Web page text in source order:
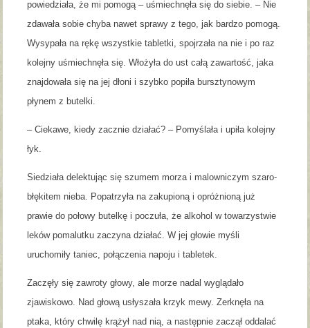
powiedziała, że mi pomogą – uśmiechnęła się do siebie. – Nie
zdawała sobie chyba nawet sprawy z tego, jak bardzo pomogą.
Wysypała na rękę wszystkie tabletki, spojrzała na nie i po raz
kolejny uśmiechnęła się. Włożyła do ust całą zawartość, jaka
znajdowała się na jej dłoni i szybko popiła bursztynowym
płynem z butelki.
– Ciekawe, kiedy zacznie działać? – Pomyślała i upiła kolejny
łyk.
Siedziała delektując się szumem morza i malowniczym szaro-
błękitem nieba. Popatrzyła na zakupioną i opróżnioną już
prawie do połowy butelkę i poczuła, że alkohol w towarzystwie
leków pomalutku zaczyna działać. W jej głowie myśli
uruchomiły taniec, połączenia napoju i tabletek.
Zaczęły się zawroty głowy, ale morze nadal wyglądało
zjawiskowo. Nad głową usłyszała krzyk mewy. Zerknęła na
ptaka, który chwilę krążył nad nią, a następnie zaczął oddalać